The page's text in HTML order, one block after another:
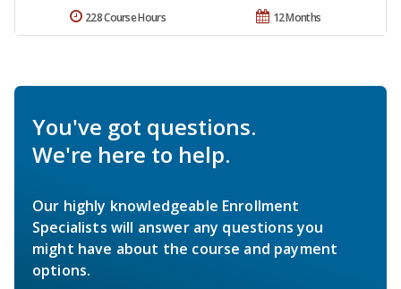
12 Months
228 Course Hours
You've got questions.
We're here to help.
Our highly knowledgeable Enrollment
Specialists will answer any questions you
might have about the course and payment
options.